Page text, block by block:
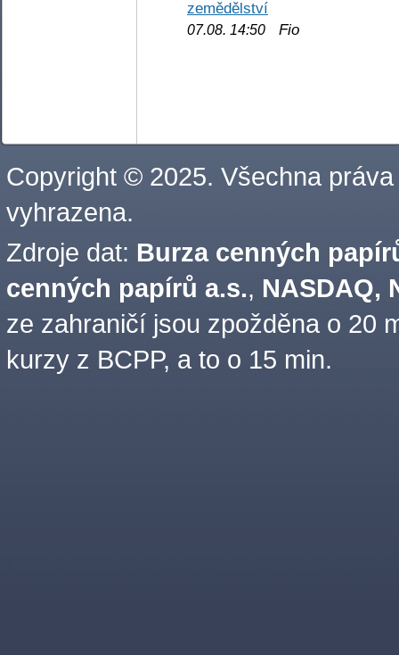
zemědělství
07.08. 14:50 Fio
Copyright © 2025. Všechna práva
vyhrazena.
Zdroje dat: Burza cenných
cenných papírů a.s., NASDAQ,
ze zahraničí jsou zpožděna o 20
kurzy z BCPP, a to o 15 min.